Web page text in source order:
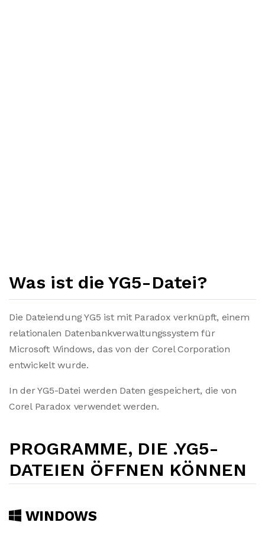
Was ist die YG5-Datei?
Die Dateiendung YG5 ist mit Paradox verknüpft, einem
relationalen Datenbankverwaltungssystem für
Microsoft Windows, das von der Corel Corporation
entwickelt wurde.
In der YG5-Datei werden Daten gespeichert, die von
Corel Paradox verwendet werden.
PROGRAMME, DIE .YG5-
DATEIEN ÖFFNEN KÖNNEN
WINDOWS